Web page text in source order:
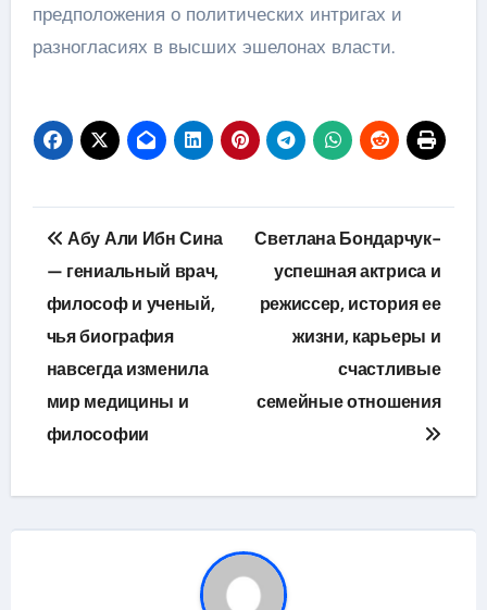
предположения о политических интригах и
разногласиях в высших эшелонах власти.
Навигация
по
записям
Абу Али Ибн Сина
— гениальный врач,
философ и ученый,
чья биография
навсегда изменила
мир медицины и
философии
Светлана Бондарчук-
успешная актриса и
режиссер, история ее
жизни, карьеры и
счастливые
семейные отношения